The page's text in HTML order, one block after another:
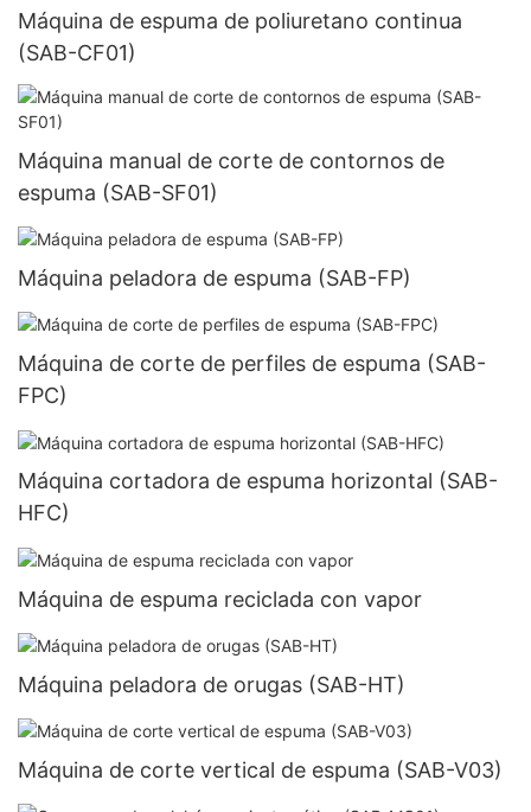
Máquina de espuma de poliuretano continua
(SAB-CF01)
Máquina manual de corte de contornos de
espuma (SAB-SF01)
Máquina peladora de espuma (SAB-FP)
Máquina de corte de perfiles de espuma (SAB-
FPC)
Máquina cortadora de espuma horizontal (SAB-
HFC)
Máquina de espuma reciclada con vapor
Máquina peladora de orugas (SAB-HT)
Máquina de corte vertical de espuma (SAB-V03)